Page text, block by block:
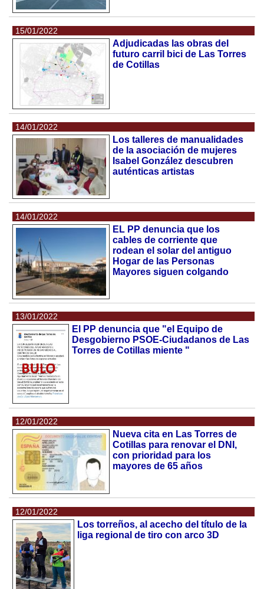
15/01/2022
Adjudicadas las obras del
futuro carril bici de Las Torres
de Cotillas
14/01/2022
Los talleres de manualidades
de la asociación de mujeres
Isabel González descubren
auténticas artistas
14/01/2022
EL PP denuncia que los
cables de corriente que
rodean el solar del antiguo
Hogar de las Personas
Mayores siguen colgando
13/01/2022
El PP denuncia que "el Equipo de
Desgobierno PSOE-Ciudadanos de Las
Torres de Cotillas miente "
12/01/2022
Nueva cita en Las Torres de
Cotillas para renovar el DNI,
con prioridad para los
mayores de 65 años
12/01/2022
Los torreños, al acecho del título de la
liga regional de tiro con arco 3D